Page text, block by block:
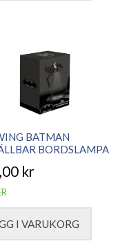
BATMAN
BORDSLAMPA
kr
I VARUKORG